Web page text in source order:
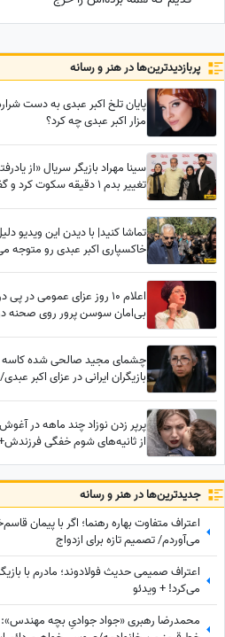
دیگران کرد، اکنون بی‌مهری
پربازدید‌ترین‌ها در هنر و رسانه
پایان تلخ اکبر عبدی به دست
مزار اکبر عبدی چه کرد؟
سینا مهراد بازیگر سریال «از
تغییر بدم 1 دقیقه سکوت کرد و گفت...
تماشا کنید| با دیدن این ویدیو
خاکسپاری اکبر عبدی رو متوجه
اعلام 10 روز عزای عمومی
بی‌امان سوسن پرور روی صحنه
چشمای مجید صالحی شده کاسه
بازیگران ایرانی در عزای اکبر
پرپر زدن نوزاد چند ماهه در
از ثانیه‌های شوم خفگی
جدید‌ترین‌ها در هنر و رسانه
اعتراف متفاوت بهاره رهنما؛ اگر با پیمان
می‌آوردم/ تصمیم تازه برای ازدواج
اعتراف صمیمی حدیث فولادوند؛ مادرم با
می‌کرد! + ویدئو
محمدرضا رهبری «جواد جوادیِ بچه